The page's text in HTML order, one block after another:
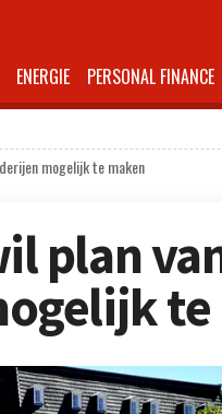
ENERGIE PERSONAL FINANCE
mogelijk te maken
plan
te